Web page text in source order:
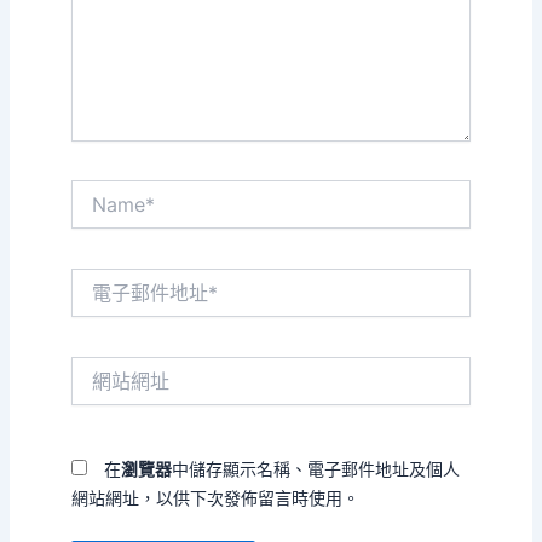
址
在瀏覽器中儲存顯示名稱、電子郵件地址及個人
網站網址，以供下次發佈留言時使用。